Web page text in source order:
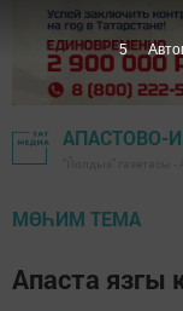
АПАСТОВО-
МӨҺИМ ТЕМА
Апаста язгы
5